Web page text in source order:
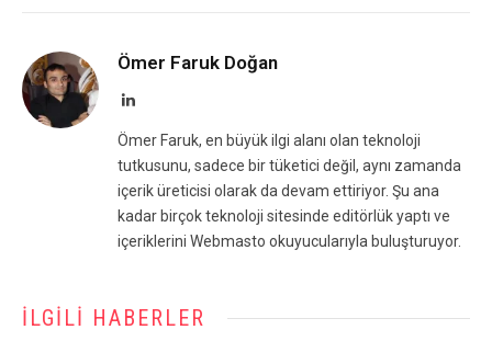
Ömer Faruk Doğan
LinkedIn
Ömer Faruk, en büyük ilgi alanı olan teknoloji
tutkusunu, sadece bir tüketici değil, aynı zamanda
içerik üreticisi olarak da devam ettiriyor. Şu ana
kadar birçok teknoloji sitesinde editörlük yaptı ve
içeriklerini Webmasto okuyucularıyla buluşturuyor.
İLGILI HABERLER